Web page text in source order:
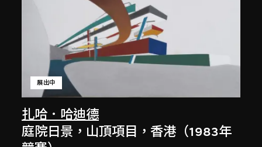
扎哈．哈迪德
展出中
庭院日景，山頂項目，香港（1983年